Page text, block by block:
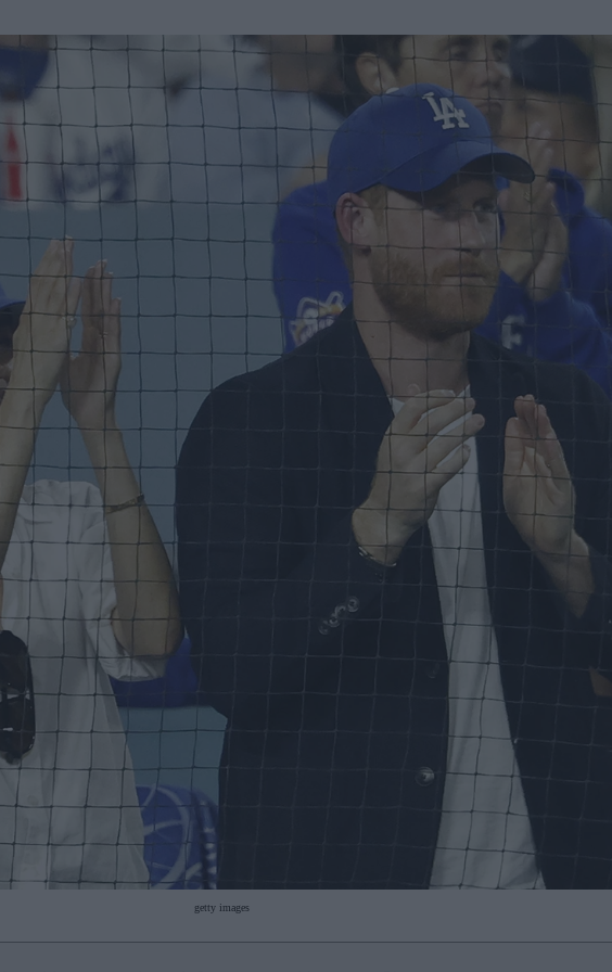
Success Stories
ΒΟΞ Χωρίς Ταμπέλες
Γάμος Market News
getty images